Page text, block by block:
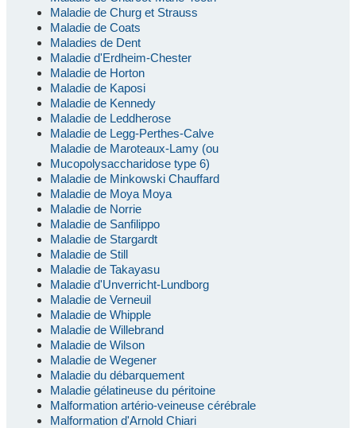
Maladie de Churg et Strauss
Maladie de Coats
Maladies de Dent
Maladie d'Erdheim-Chester
Maladie de Horton
Maladie de Kaposi
Maladie de Kennedy
Maladie de Leddherose
Maladie de Legg-Perthes-Calve
Maladie de Maroteaux-Lamy (ou
Mucopolysaccharidose type 6)
Maladie de Minkowski Chauffard
Maladie de Moya Moya
Maladie de Norrie
Maladie de Sanfilippo
Maladie de Stargardt
Maladie de Still
Maladie de Takayasu
Maladie d'Unverricht-Lundborg
Maladie de Verneuil
Maladie de Whipple
Maladie de Willebrand
Maladie de Wilson
Maladie de Wegener
Maladie du débarquement
Maladie gélatineuse du péritoine
Malformation artério-veineuse cérébrale
Malformation d'Arnold Chiari